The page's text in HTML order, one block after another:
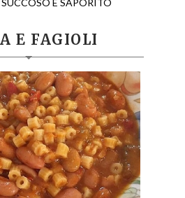
E SAPORITO
E FAGIOLI